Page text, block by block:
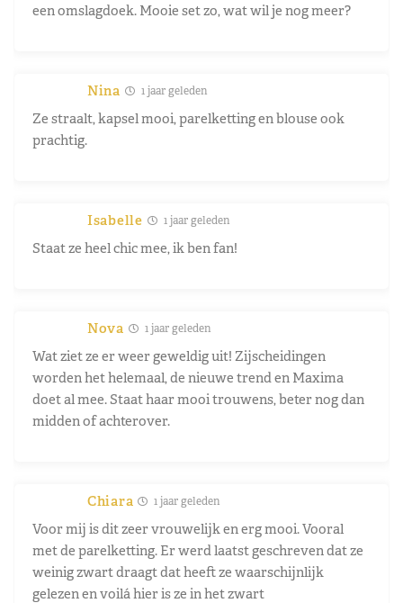
een omslagdoek. Mooie set zo, wat wil je nog meer?
Nina 1 jaar geleden
Ze straalt, kapsel mooi, parelketting en blouse ook
prachtig.
Isabelle 1 jaar geleden
Staat ze heel chic mee, ik ben fan!
Nova 1 jaar geleden
Wat ziet ze er weer geweldig uit! Zijscheidingen
worden het helemaal, de nieuwe trend en Maxima
doet al mee. Staat haar mooi trouwens, beter nog dan
midden of achterover.
Chiara 1 jaar geleden
Voor mij is dit zeer vrouwelijk en erg mooi. Vooral
met de parelketting. Er werd laatst geschreven dat ze
weinig zwart draagt dat heeft ze waarschijnlijk
gelezen en voilá hier is ze in het zwart